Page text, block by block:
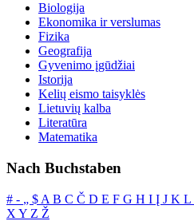
Biologija
Ekonomika ir verslumas
Fizika
Geografija
Gyvenimo įgūdžiai
Istorija
Kelių eismo taisyklės
Lietuvių kalba
Literatūra
Matematika
Nach Buchstaben
# ‐ „ $ A B C Č D E F G H I Į J K L
X Y Z Ž